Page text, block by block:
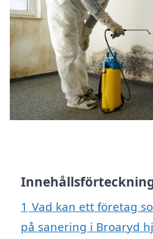
1 Vad kan ett företag
på sanering i Broaryd